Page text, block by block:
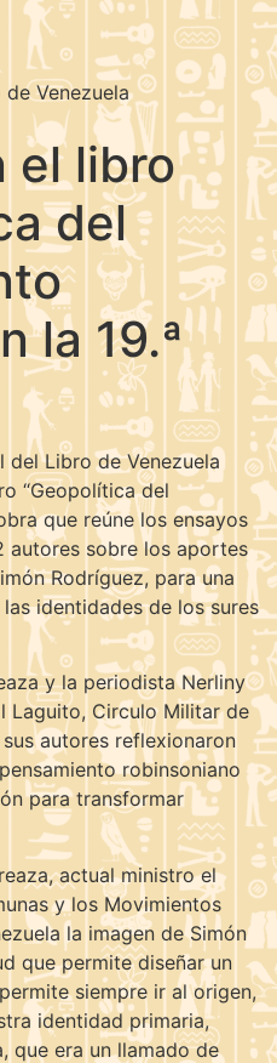
Venezuela
el libro
del
la 19.ª
del Libro de Venezuela
“Geopolítica del
que reúne los ensayos
autores sobre los aportes
Rodríguez, para una
identidades de los sures
y la periodista Nerliny
Laguito, Circulo Militar de
autores reflexionaron
robinsoniano
para transformar
actual ministro el
y los Movimientos
la imagen de Simón
que permite diseñar un
siempre ir al origen,
identidad primaria,
que era un llamado de